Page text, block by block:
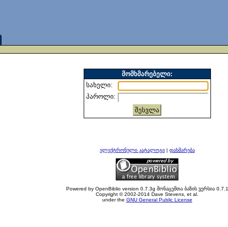
მომხმარებელი:
სახელი:
პაროლი:
ელექტრონული კატალოგი| დახმარება
Powered by OpenBiblio version 0.7.3g მონაცემთა ბაზის ვერსია 0.7.1
Copyright © 2002-2014 Dave Stevens, et al.
under the GNU General Public License